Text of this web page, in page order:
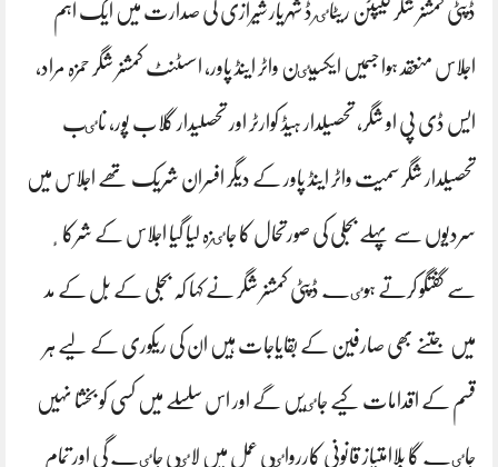
ڈپٹی کمشنر شگر کیپٹن ریٹاٸرڈ شہریار شیرازی کی صدارت میں ایک اہم
اجلاس منعقد ہوا جسمیں ایکسیٸن واٹر اینڈ پاور، اسسٹنٹ کمشنر شگر حمزہ مراد،
ایس ڈی پی او شگر، تحصیلدار ہیڈ کوارٹر اور تحصلیدار گلاب پور، ناٸب
تحصیلدار شگر سمیت واٹر اینڈ پاور کے دیگر افسران شریک تھے اجلاس میں
سردیوں سے پہلے بجلی کی صورتحال کا جاٸزہ لیا گیا اجلاس کے شرکا ٕ
سے گفتگو کرتے ہوٸے ڈپٹی کمشنر شگر نے کہا کہ بجلی کے بل کے مد
میں جتنے بھی صارفین کے بقایاجات ہیں ان کی ریکوری کے لیے ہر
قسم کے اقدامات کیے جاٸیں گے اور اس سلسلے میں کسی کو بخشا نہیں
جاٸے گا بلاامتیاز قانونی کاررواٸی عمل میں لاٸی جاٸے گی اور تمام